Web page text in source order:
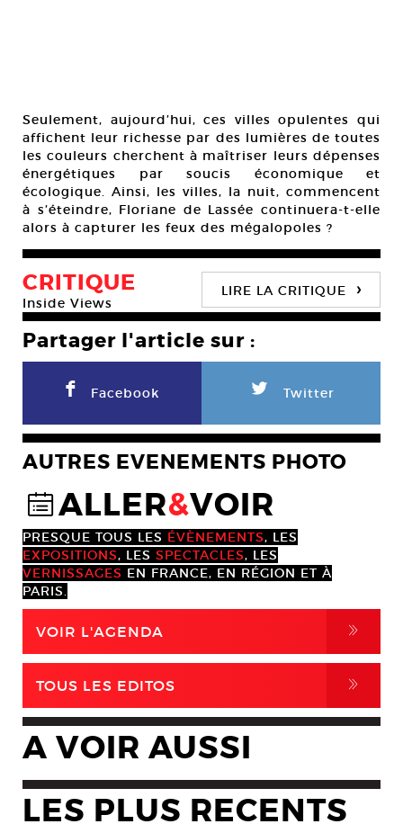
Seulement, aujourd’hui, ces villes opulentes qui
affichent leur richesse par des lumières de toutes
les couleurs cherchent à maîtriser leurs dépenses
énergétiques par soucis économique et
écologique. Ainsi, les villes, la nuit, commencent
à s’éteindre, Floriane de Lassée continuera-t-elle
alors à capturer les feux des mégalopoles ?
CRITIQUE
Inside Views
LIRE LA CRITIQUE ›
Partager l'article sur :
F Facebook L Twitter
AUTRES EVENEMENTS PHOTO
@ALLER&VOIR
PRESQUE TOUS LES ÉVÈNEMENTS, LES
EXPOSITIONS, LES SPECTACLES, LES
VERNISSAGES EN FRANCE, EN RÉGION ET À
PARIS.
VOIR L'AGENDA ,
TOUS LES EDITOS ,
A VOIR AUSSI
LES PLUS RECENTS